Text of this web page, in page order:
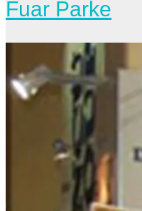
Fuar Parke